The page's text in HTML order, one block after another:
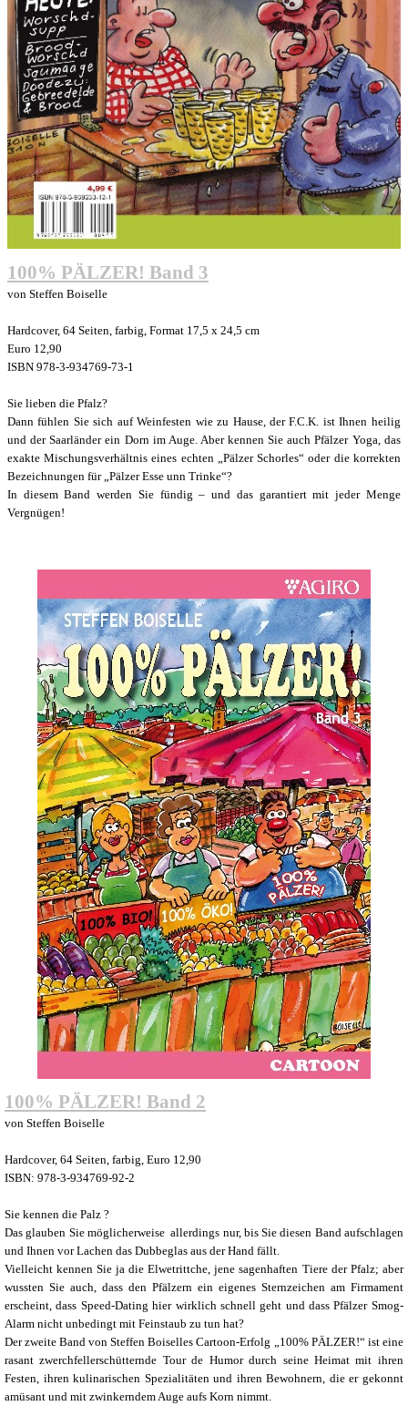
100% PÄLZER! Band 3
von Steffen Boiselle
Hardcover, 64 Seiten, farbig, Format 17,5 x 24,5 cm
Euro 12,90
ISBN 978-3-934769-73-1
Sie lieben die Pfalz?
Dann fühlen Sie sich auf Weinfesten wie zu Hause, der F.C.K. ist Ihnen heilig
und der Saarländer ein Dorn im Auge. Aber kennen Sie auch Pfälzer Yoga, das
exakte Mischungsverhältnis eines echten „Pälzer Schorles“ oder die korrekten
Bezeichnungen für „Pälzer Esse unn Trinke“?
In diesem Band werden Sie fündig – und das garantiert mit jeder Menge
Vergnügen!
100% PÄLZER! Band 2
von Steffen Boiselle
Hardcover, 64 Seiten, farbig, Euro 12,90
ISBN: 978-3-934769-92-2
Sie kennen die Palz ?
Das glauben Sie möglicherweise allerdings nur, bis Sie diesen Band aufschlagen
und Ihnen vor Lachen das Dubbeglas aus der Hand fällt.
Vielleicht kennen Sie ja die Elwetrittche, jene sagenhaften Tiere der Pfalz; aber
wussten Sie auch, dass den Pfälzern ein eigenes Sternzeichen am Firmament
erscheint, dass Speed-Dating hier wirklich schnell geht und dass Pfälzer Smog-
Alarm nicht unbedingt mit Feinstaub zu tun hat?
Der zweite Band von Steffen Boiselles Cartoon-Erfolg „100% PÄLZER!“ ist eine
rasant zwerchfellerschütternde Tour de Humor durch seine Heimat mit ihren
Festen, ihren kulinarischen Spezialitäten und ihren Bewohnern, die er gekonnt
amüsant und mit zwinkerndem Auge aufs Korn nimmt.